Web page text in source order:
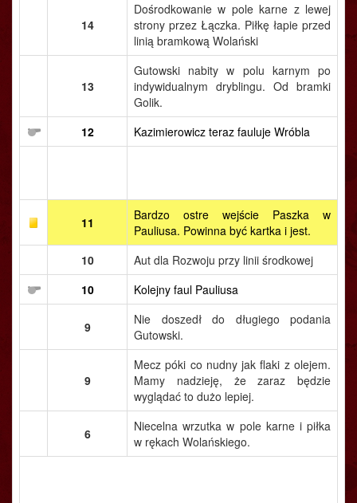
14
Dośrodkowanie w pole karne z lewej
strony przez Łączka. Piłkę łapie przed
linią bramkową Wolański
13
Gutowski nabity w polu karnym po
indywidualnym dryblingu. Od bramki
Golik.
12
Kazimierowicz teraz fauluje Wróbla
11
Bardzo ostre wejście Paszka w
Pauliusa. Powinna być kartka i jest.
10
Aut dla Rozwoju przy linii środkowej
10
Kolejny faul Pauliusa
9
Nie doszedł do długiego podania
Gutowski.
9
Mecz póki co nudny jak flaki z olejem.
Mamy nadzieję, że zaraz będzie
wyglądać to dużo lepiej.
6
Niecelna wrzutka w pole karne i piłka
w rękach Wolańskiego.